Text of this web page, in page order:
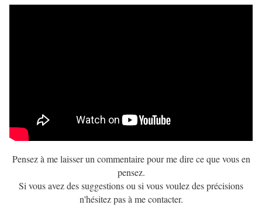
Pensez à me laisser un commentaire pour me dire ce que vous en
pensez.
Si vous avez des suggestions ou si vous voulez des précisions
n'hésitez pas à me contacter.